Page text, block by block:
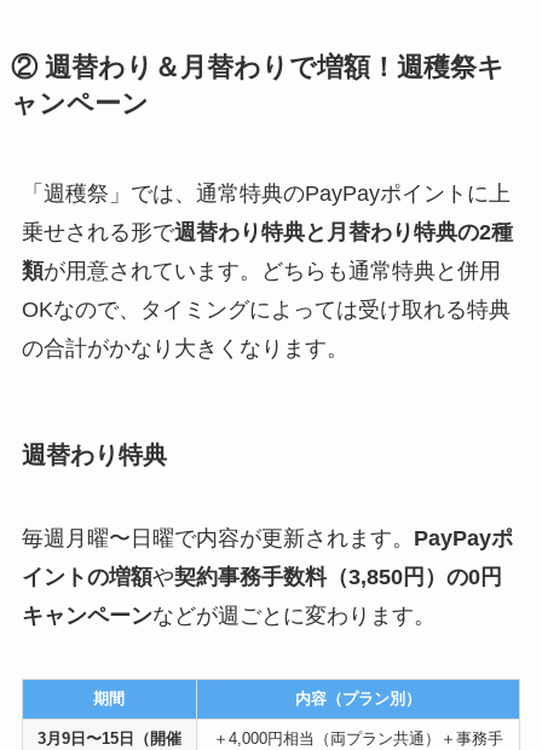
② 週替わり＆月替わりで増額！週穫祭キ
ャンペーン
「週穫祭」では、通常特典のPayPayポイントに上
乗せされる形で週替わり特典と月替わり特典の2種
類が用意されています。どちらも通常特典と併用
OKなので、タイミングによっては受け取れる特典
の合計がかなり大きくなります。
週替わり特典
毎週月曜〜日曜で内容が更新されます。 PayPayポ
イントの増額や契約事務手数料（3,850円）の0円
キャンペーンなどが週ごとに変わります。
期間 内容（プラン別）
3月9日〜15日（開催
＋4,000円相当（両プラン共通）＋事務手